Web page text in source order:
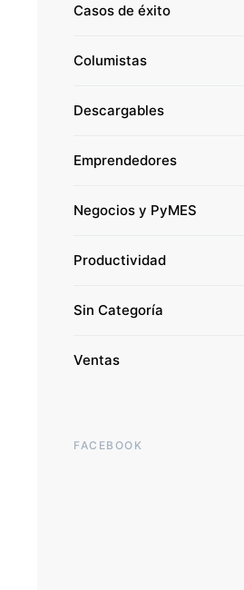
Casos de éxito
Columistas
Descargables
Emprendedores
Negocios y PyMES
Productividad
Sin Categoría
Ventas
FACEBOOK